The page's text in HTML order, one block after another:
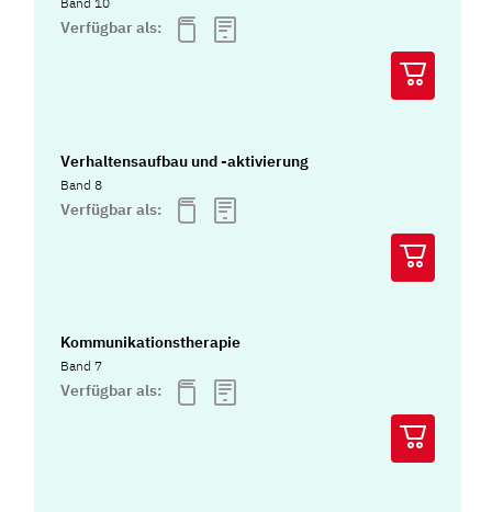
Verfügbar als:
Verhaltensaufbau und -aktivierung
Band 8
Verfügbar als:
Kommunikationstherapie
Band 7
Verfügbar als: